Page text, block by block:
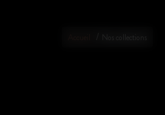
Nos collections